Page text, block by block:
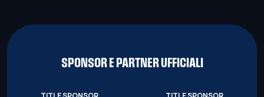
SPONSOR E PARTNER UFFICIALI